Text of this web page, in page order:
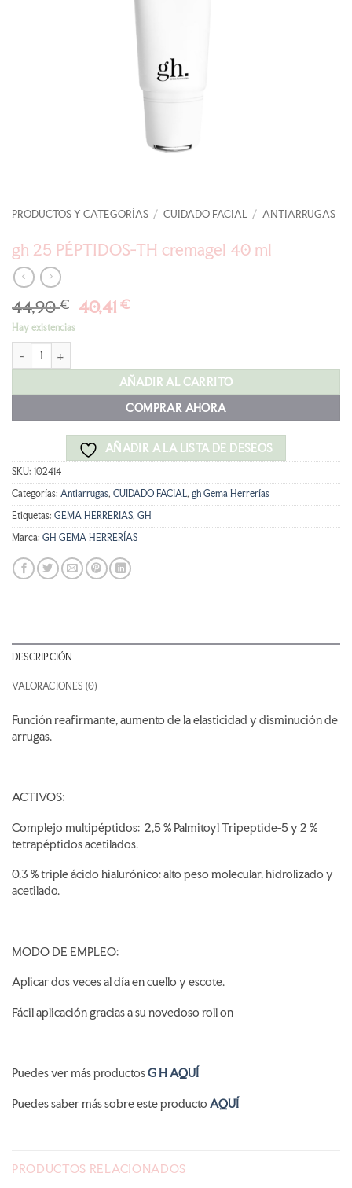
PRODUCTOS Y CATEGORÍAS / CUIDADO FACIAL / ANTIARRUGAS
gh 25 PÉPTIDOS-TH cremagel 40 ml
44,90€ El
44,90 €.
40,41€El
40,41 €.
Hay existencias
gh 25 PÉPTIDOS-TH cremagel 40 ml cantidad
AÑADIR AL CARRITO
COMPRAR AHORA
AÑADIR A LA LISTA DE DESEOS
SKU: 102414
Categorías: Antiarrugas, CUIDADO FACIAL, gh Gema Herrerías
Etiquetas: GEMA HERRERIAS, GH
Marca: GH GEMA HERRERÍAS
DESCRIPCIÓN
VALORACIONES (0)
Función reafirmante, aumento de la elasticidad y disminución de
arrugas.
ACTIVOS:
Complejo multipéptidos: 2,5 % Palmitoyl Tripeptide-5 y 2 %
tetrapéptidos acetilados.
0,3 % triple ácido hialurónico: alto peso molecular, hidrolizado y
acetilado.
MODO DE EMPLEO:
Aplicar dos veces al día en cuello y escote.
Fácil aplicación gracias a su novedoso roll on
Puedes ver más productosG H AQUÍ
Puedes saber más sobre este producto AQUÍ
PRODUCTOS RELACIONADOS